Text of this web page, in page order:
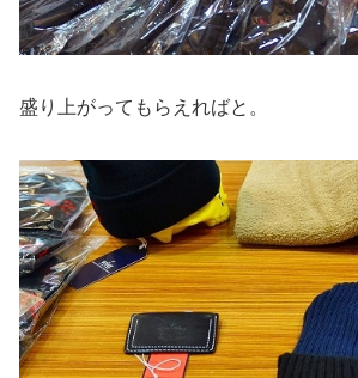
盛り上がってもらえればと。